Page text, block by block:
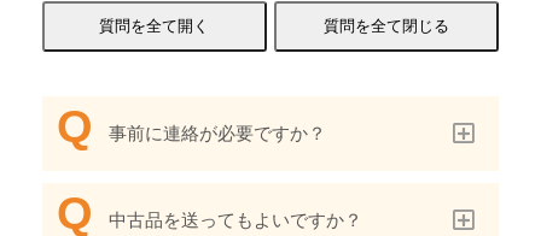
事前に連絡が必要ですか？
中古品を送ってもよいですか？